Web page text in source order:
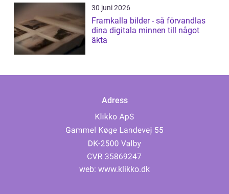
30 juni 2026
Framkalla bilder - så förvandlas
dina digitala minnen till något
äkta
Adress
web: www.klikko.dk